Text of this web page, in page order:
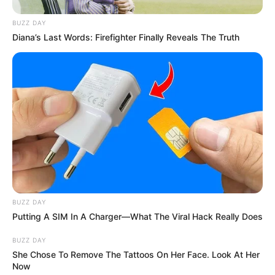
Biodata, Profil dan Fakta Bella Graceva
BUZZ DAY
Diana’s Last Words: Firefighter Finally Reveals The Truth
BUZZ DAY
Putting A SIM In A Charger—What The Viral Hack Really Does
BUZZ DAY
She Chose To Remove The Tattoos On Her Face. Look At Her
Now